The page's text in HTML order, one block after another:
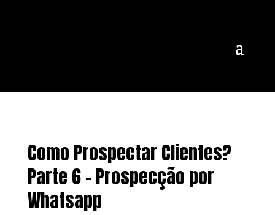
Como Prospectar Clientes?
Parte 6 – Prospecção por
Whatsapp